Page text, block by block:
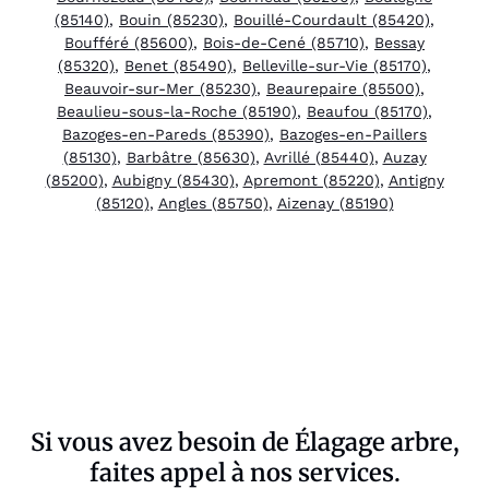
(85140), Bouin (85230), Bouillé-Courdault (85420),
Boufféré (85600), Bois-de-Cené (85710), Bessay
(85320), Benet (85490), Belleville-sur-Vie (85170),
Beauvoir-sur-Mer (85230), Beaurepaire (85500),
Beaulieu-sous-la-Roche (85190), Beaufou (85170),
Bazoges-en-Pareds (85390), Bazoges-en-Paillers
(85130), Barbâtre (85630), Avrillé (85440), Auzay
(85200), Aubigny (85430), Apremont (85220), Antigny
(85120), Angles (85750), Aizenay (85190)
Si vous avez besoin de Élagage arbre,
faites appel à nos services.